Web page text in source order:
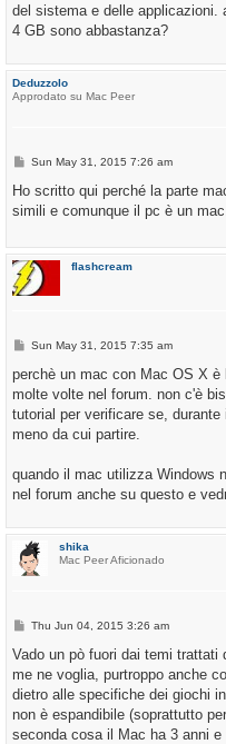
del sistema e delle applicazioni.
4 GB sono abbastanza?
Deduzzolo
Approdato su Mac Peer
P
s
Sun May 31, 2015 7:26 am
Ho scritto qui perché la parte
simili e comunque il pc è un mac..
flashcream
P
s
Sun May 31, 2015 7:35 am
perchè un mac con Mac OS X
molte volte nel forum. non c'è
tutorial per verificare se,
meno da cui partire.
quando il mac utilizza Windows
nel forum anche su questo e
shika
Mac Peer Aficionado
P
s
Thu Jun 04, 2015 3:26 am
Vado un pò fuori dai temi trattati
me ne voglia, purtroppo anche
dietro alle specifiche dei giochi
non è espandibile (soprattutto
seconda cosa il Mac ha 3 anni